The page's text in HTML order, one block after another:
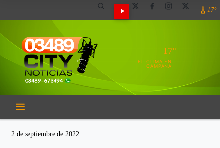
17º
17º
EL CLIMA EN
CAMPANA
2 de septiembre de 2022